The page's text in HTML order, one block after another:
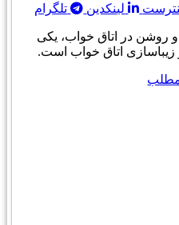
لینکدین تلگرام
روشن در اتاق خواب، یکی
و زیباسازی اتاق خواب است.
مطلب